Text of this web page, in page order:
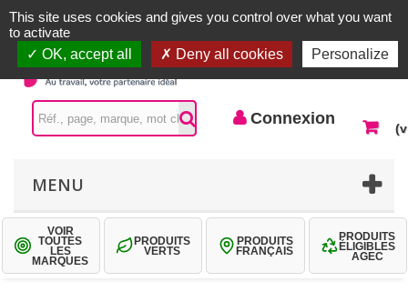
Contactez-nous
Connexion
MENU
VOIR
TOUTES
LES
MARQUES
PRODUITS
VERTS
PRODUITS
FRANÇAIS
PRODUITS
ÉLIGIBLES
AGEC
This site uses cookies and gives you control over what you want
to activate
OK, accept all
Deny all cookies Personalize